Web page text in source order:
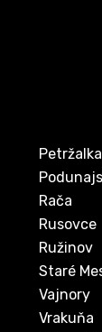
Petržalka
Rača
Rusovce
Ružinov
Staré
Vajnory
Vrakuňa